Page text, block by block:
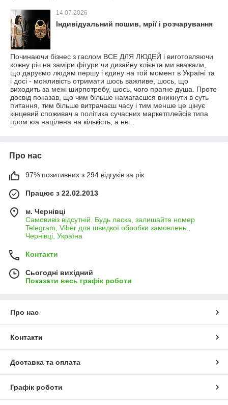
14.07.2026
Індивідуальний пошив, мрії і розчарування
Починаючи бізнес з гаслом ВСЕ ДЛЯ ЛЮДЕЙ і виготовляючи
кожну річ на заміри фігури чи дизайну клієнта ми вважали,
що даруємо людям першу і єдину на той момент в Україні та
і досі - можливість отримати шось важливе, шось, що
виходить за межі ширпотребу, шось, чого прагне душа. Проте
досвід показав, що чим більше намагаєшся вникнути в суть
питання, тим більше витрачаєш часу і тим менше це цінує
кінцевий споживач а політика сучасних маркетплейсів типа
пром.юа націлена на кількість, а не...
Про нас
97% позитивних з 294 відгуків за рік
Працює з 22.02.2013
м. Чернівці
Самовивіз відсутній. Будь ласка, залишайте номер
Telegram, Viber для швидкої обробки замовлень.,
Чернівці, Україна
Контакти
Сьогодні вихідний
Показати весь графік роботи
Про нас
Контакти
Доставка та оплата
Графік роботи